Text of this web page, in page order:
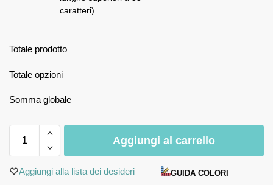
caratteri)
Totale prodotto
Totale opzioni
Somma globale
Aggiungi al carrello
Aggiungi alla lista dei desideri GUIDA COLORI